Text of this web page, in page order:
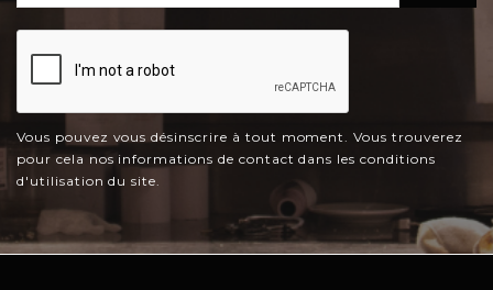
Vous pouvez vous désinscrire à tout moment. Vous trouverez
pour cela nos informations de contact dans les conditions
d'utilisation du site.